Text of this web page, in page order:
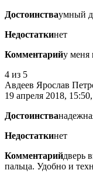
Достоинстваумный
Недостаткинет
Комментарийу меня
4 из 5
Авдеев Ярослав
19 апреля 2018,
Достоинства
Недостаткинет
Комментарийдверь
пальца. Удобно и